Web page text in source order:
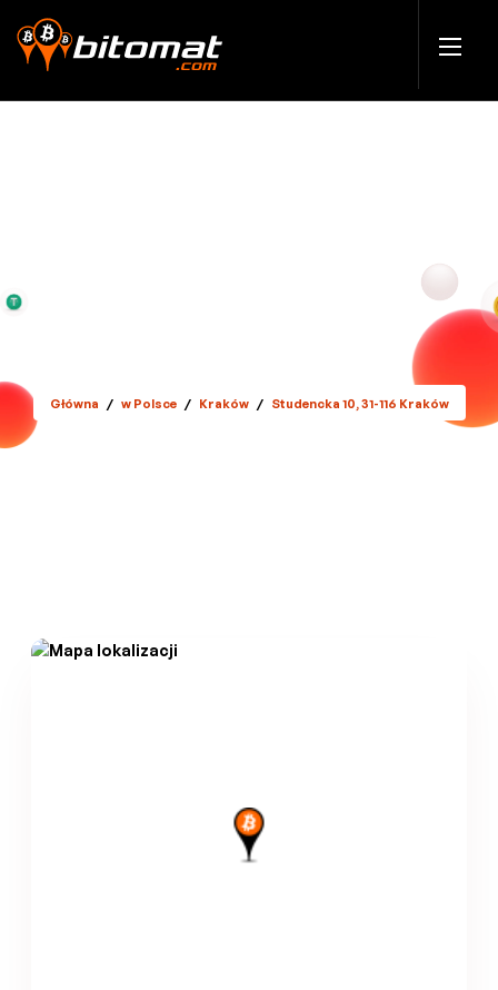
Główna / w Polsce / Kraków / Studencka 10, 31-116 Kraków